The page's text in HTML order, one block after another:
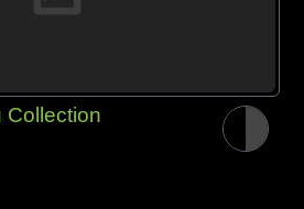
Collection